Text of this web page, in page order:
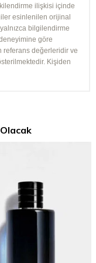
ilişkisi içinde
esinlenilen orijinal
bilgilendirme
deneyimine göre
referans değerleridir ve
Kişiden